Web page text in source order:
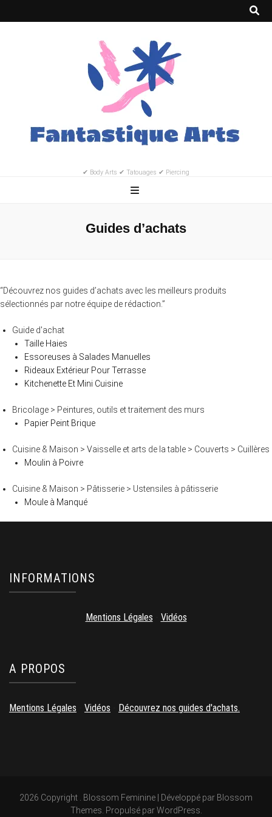
✔ Body Arts ✔ Tatouages ✔ Piercing
Guides d’achats
“Découvrez nos guides d’achats avec les meilleurs produits
sélectionnés par notre équipe de rédaction.”
Guide d'achat
Taille Haies
Essoreuses à Salades Manuelles
Rideaux Extérieur Pour Terrasse
Kitchenette Et Mini Cuisine
Bricolage > Peintures, outils et traitement des murs
Papier Peint Brique
Cuisine & Maison > Vaisselle et arts de la table > Couverts > Cuillères
Moulin à Poivre
Cuisine & Maison > Pâtisserie > Ustensiles à pâtisserie
Moule à Manqué
INFORMATIONS
Mentions Légales Vidéos
A PROPOS
Mentions Légales Vidéos Découvrez nos guides d'achats.
2026 Copyright Blossom Feminine | Développé par Blossom
Themes . Propulsé parWordPress